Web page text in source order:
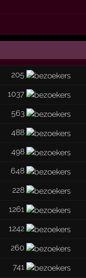
205
1037
563
488
498
648
228
1261
1242
260
741